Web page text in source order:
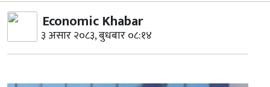
Economic Khabar
३ असार २०८३, बुधबार ०८:१४